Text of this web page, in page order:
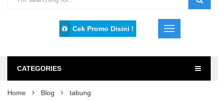
Cek Promo Disini !
CATEGORIES
Home Blog tabung